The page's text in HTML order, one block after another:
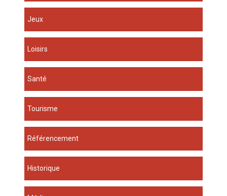
Jeux
Loisirs
Santé
Tourisme
Référencement
Historique